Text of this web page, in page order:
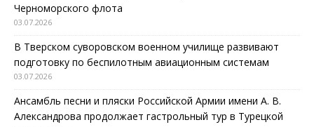
Черноморского флота
03.07.2026
В Тверском суворовском военном училище развивают
подготовку по беспилотным авиационным системам
03.07.2026
Ансамбль песни и пляски Российской Армии имени А. В.
Александрова продолжает гастрольный тур в Турецкой